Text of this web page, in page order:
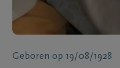
Geboren op 19/08/1928